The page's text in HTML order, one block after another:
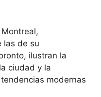
las de su
ilustran la
ciudad y la
modernas